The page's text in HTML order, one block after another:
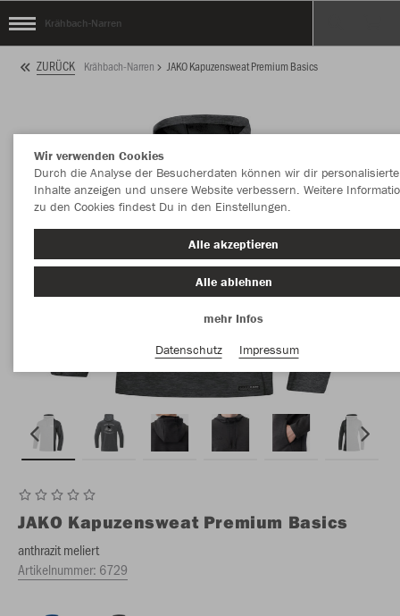
Krähbach-Narren
ZURÜCK Krähbach-Narren JAKO Kapuzensweat Premium Basics
JAKO Kapuzensweat Premium Basics
anthrazit meliert
Artikelnummer: 6729
Wir verwenden Cookies
Durch die Analyse der Besucherdaten können wir dir personalisierte
Inhalte anzeigen und unsere Website verbessern. Weitere
zu den Cookies findest Du in den Einstellungen.
Alle akzeptieren
Alle ablehnen
mehr Infos
Datenschutz
Impressum